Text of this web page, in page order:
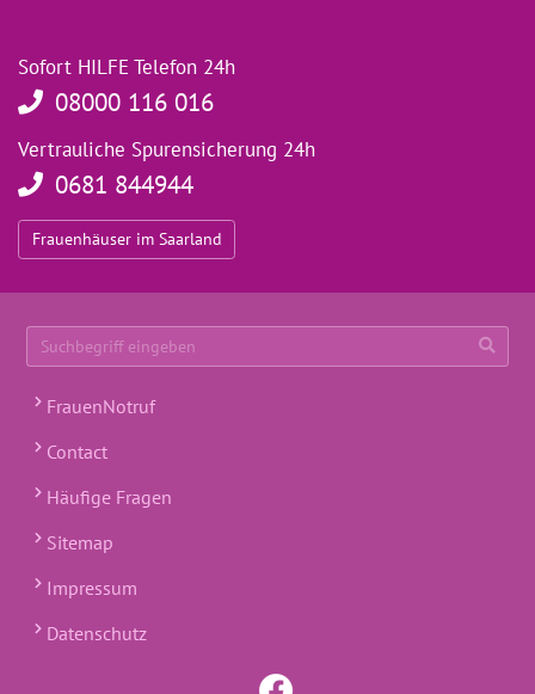
Sofort HILFE Telefon 24h
08000 116 016
Vertrauliche Spurensicherung 24h
0681 844944
Frauenhäuser im Saarland
Suchbegriff eingeben
FrauenNotruf
Contact
Häufige Fragen
Sitemap
Impressum
Datenschutz